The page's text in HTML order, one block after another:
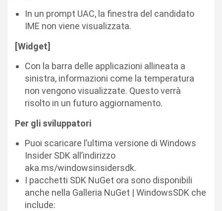
In un prompt UAC, la finestra del candidato
IME non viene visualizzata.
[Widget]
Con la barra delle applicazioni allineata a
sinistra, informazioni come la temperatura
non vengono visualizzate. Questo verrà
risolto in un futuro aggiornamento.
Per gli sviluppatori
Puoi scaricare l’ultima versione di Windows
Insider SDK all’indirizzo
aka.ms/windowsinsidersdk.
I pacchetti SDK NuGet ora sono disponibili
anche nella Galleria NuGet | WindowsSDK che
include: